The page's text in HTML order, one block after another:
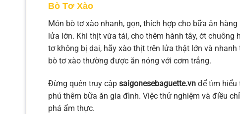
Bò Tơ Xào
Món bò tơ xào nhanh, gọn, thích hợp cho bữa ăn
lửa lớn. Khi thịt vừa tái, cho thêm hành tây, ớt
tơ không bị dai, hãy xào thịt trên lửa thật lớn và
bò tơ xào thường được ăn nóng với cơm trắng.
Đừng quên truy cập saigonesebaguette.vn để tìm hiểu
phú thêm bữa ăn gia đình. Việc thử nghiệm và điều
phá ẩm thực.